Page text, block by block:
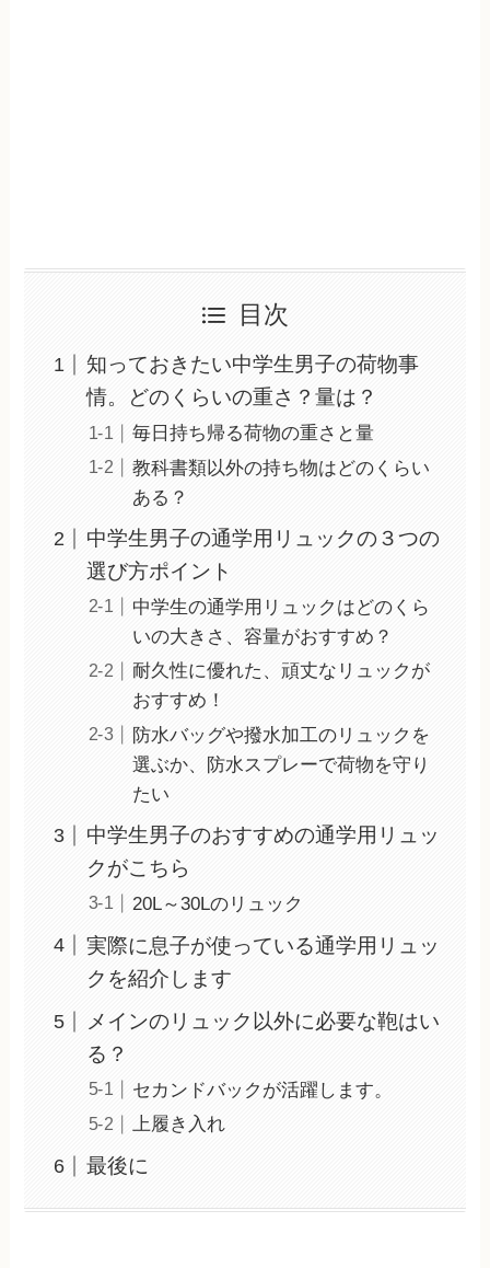
目次
知っておきたい中学生男子の荷物事
情。どのくらいの重さ？量は？
毎日持ち帰る荷物の重さと量
教科書類以外の持ち物はどのくらい
ある？
中学生男子の通学用リュックの３つの
選び方ポイント
中学生の通学用リュックはどのくら
いの大きさ、容量がおすすめ？
耐久性に優れた、頑丈なリュックが
おすすめ！
防水バッグや撥水加工のリュックを
選ぶか、防水スプレーで荷物を守り
たい
中学生男子のおすすめの通学用リュッ
クがこちら
20L～30Lのリュック
実際に息子が使っている通学用リュッ
クを紹介します
メインのリュック以外に必要な鞄はい
る？
セカンドバックが活躍します。
上履き入れ
最後に